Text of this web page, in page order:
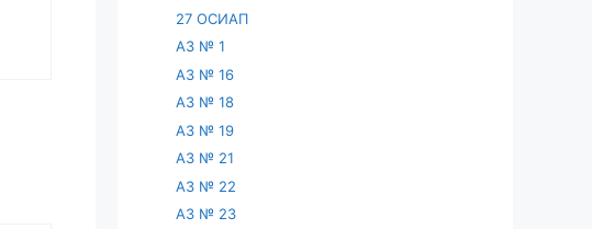
27 ОСИАП
АЗ № 1
АЗ № 16
АЗ № 18
АЗ № 19
АЗ № 21
АЗ № 22
АЗ № 23